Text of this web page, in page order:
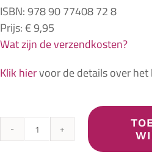
ISBN: 978 90 77408 72 8
Prijs: € 9,95
Wat zijn de verzendkosten?
Klik hiervoor de details over het
Rondelen